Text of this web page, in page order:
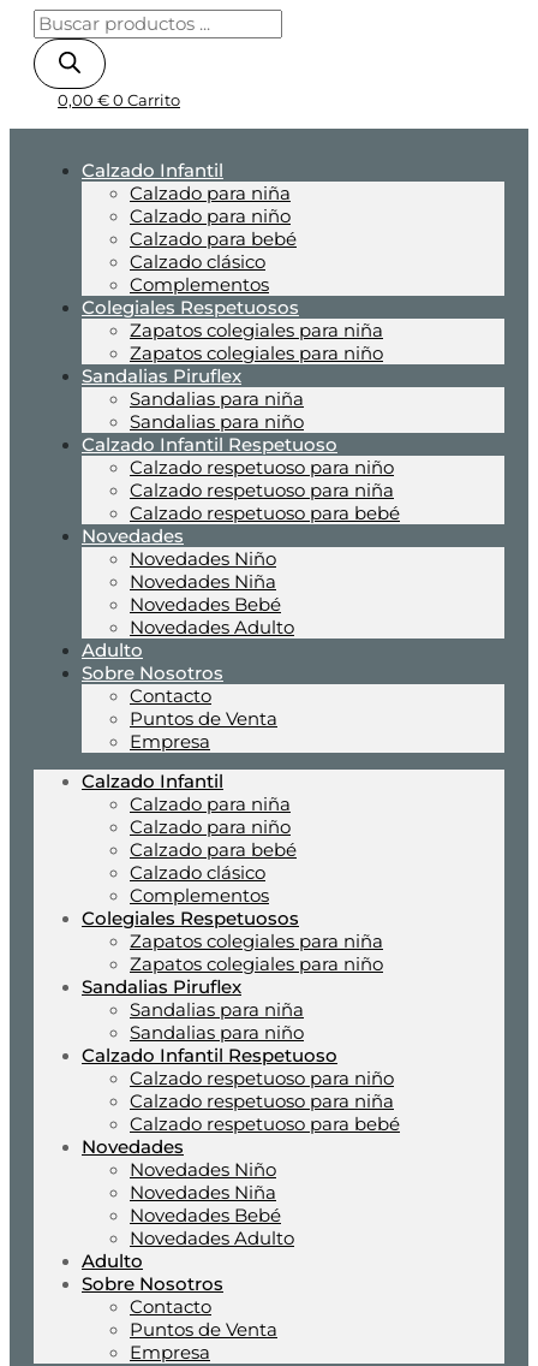
0,00 € 0 Carrito
Calzado Infantil
Calzado para niña
Calzado para niño
Calzado para bebé
Calzado clásico
Complementos
Colegiales Respetuosos
Zapatos colegiales para niña
Zapatos colegiales para niño
Sandalias Piruflex
Sandalias para niña
Sandalias para niño
Calzado Infantil Respetuoso
Calzado respetuoso para niño
Calzado respetuoso para niña
Calzado respetuoso para bebé
Novedades
Novedades Niño
Novedades Niña
Novedades Bebé
Novedades Adulto
Adulto
Sobre Nosotros
Contacto
Puntos de Venta
Empresa
Calzado Infantil
Calzado para niña
Calzado para niño
Calzado para bebé
Calzado clásico
Complementos
Colegiales Respetuosos
Zapatos colegiales para niña
Zapatos colegiales para niño
Sandalias Piruflex
Sandalias para niña
Sandalias para niño
Calzado Infantil Respetuoso
Calzado respetuoso para niño
Calzado respetuoso para niña
Calzado respetuoso para bebé
Novedades
Novedades Niño
Novedades Niña
Novedades Bebé
Novedades Adulto
Adulto
Sobre Nosotros
Contacto
Puntos de Venta
Empresa